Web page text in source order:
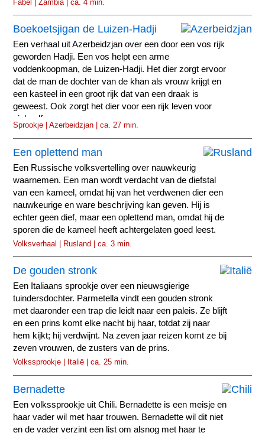
Fabel | Zambia | ca. 4 min.
Boekoetsjigan de Luizen-Hadji
Een verhaal uit Azerbeidzjan over een door een vos rijk
geworden Hadji. Een vos helpt een arme
voddenkoopman, de Luizen-Hadji. Het dier zorgt ervoor
dat de man de dochter van de khan als vrouw krijgt en
een kasteel in een groot rijk dat van een draak is
geweest. Ook zorgt het dier voor een rijk leven voor
zichzelf.
Sprookje | Azerbeidzjan | ca. 27 min.
Een oplettend man
Een Russische volksvertelling over nauwkeurig
waarnemen. Een man wordt verdacht van de diefstal
van een kameel, omdat hij van het verdwenen dier een
nauwkeurige en ware beschrijving kan geven. Hij is
echter geen dief, maar een oplettend man, omdat hij de
sporen die de kameel heeft achtergelaten goed leest.
Volksverhaal | Rusland | ca. 3 min.
De gouden stronk
Een Italiaans sprookje over een nieuwsgierige
tuindersdochter. Parmetella vindt een gouden stronk
met daaronder een trap die leidt naar een paleis. Ze blijft
en een prins komt elke nacht bij haar, totdat zij naar
hem kijkt; hij verdwijnt. Na zeven jaar reizen komt ze bij
zeven vrouwen, de zusters van de prins.
Volkssprookje | Italië | ca. 25 min.
Bernadette
Een volkssprookje uit Chili. Bernadette is een meisje en
haar vader wil met haar trouwen. Bernadette wil dit niet
en de vader verzint een list om alsnog met haar te